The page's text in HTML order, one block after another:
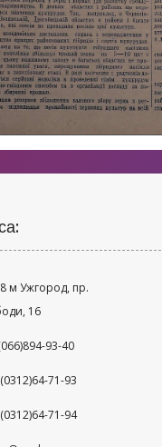
м Ужгород, пр.
16
93-40
71-93
71-94